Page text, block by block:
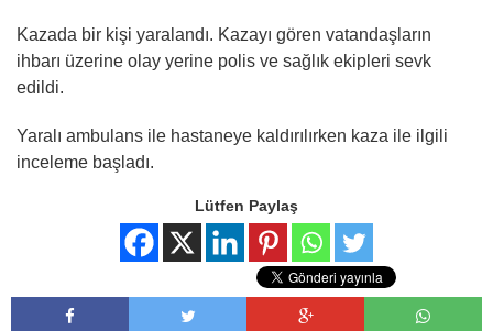
Kazada bir kişi yaralandı. Kazayı gören vatandaşların
ihbarı üzerine olay yerine polis ve sağlık ekipleri sevk
edildi.
Yaralı ambulans ile hastaneye kaldırılırken kaza ile ilgili
inceleme başladı.
Lütfen Paylaş